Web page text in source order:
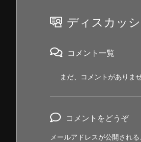
ディスカッ
コメント一覧
まだ、コメントがありま
コメントをどうぞ
メールアドレスが公開される